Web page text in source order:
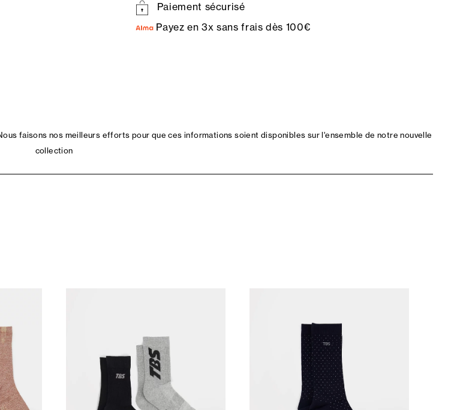
Paiement sécurisé
Payez en 3x sans frais dès 100€
faisons nos meilleurs efforts pour que ces informations soient disponibles sur l'ensemble de notre nouvelle
collection